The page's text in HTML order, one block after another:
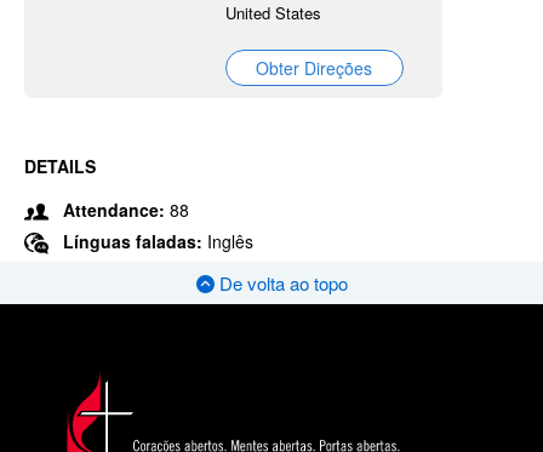
United States
Obter Direções
DETAILS
Attendance: 88
Línguas faladas: Inglês
De volta ao topo